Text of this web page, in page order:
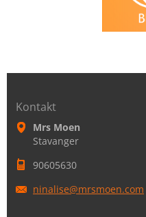
Kontakt
Mrs Moen
Stavanger
90605630
ninalise@mrsmoen.com